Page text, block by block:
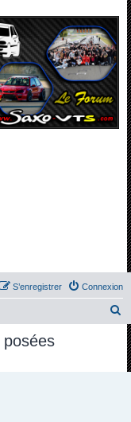
Connexion
S’enregistrer